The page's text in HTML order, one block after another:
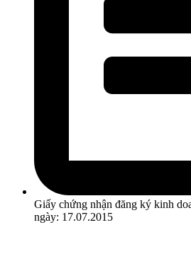
Giấy chứng nhận đăng ký kinh
ngày: 17.07.2015